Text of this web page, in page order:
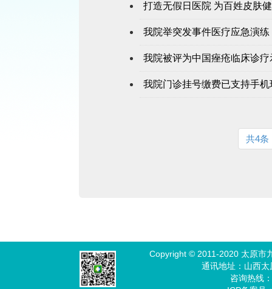
打造无假日医院 为百姓皮肤
我院举突发事件医疗应急演练
我院被评为中国痤疮临床诊疗
我院门诊挂号缴费已支持手机
共4条
Copyright © 2011-2020 太原市
通讯地址：山西
咨询热线